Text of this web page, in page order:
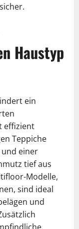
Haustyp
ein
effizient
Teppiche
einer
tief aus
Modelle,
sind ideal
und